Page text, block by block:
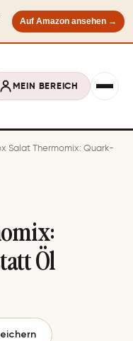
Auf Amazon ansehen →
MEIN BEREICH
Salat Thermomix: Quark-
Öl